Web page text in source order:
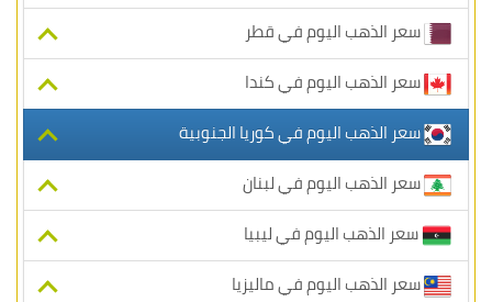
سعر الذهب اليوم في قطر
سعر الذهب اليوم في كندا
سعر الذهب اليوم في كوريا الجنوبية
سعر الذهب اليوم في لبنان
سعر الذهب اليوم في ليبيا
سعر الذهب اليوم في ماليزيا